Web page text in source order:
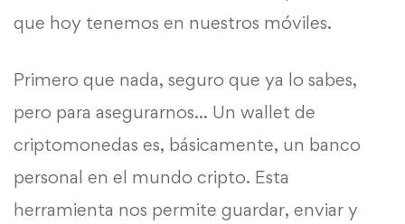
que hoy tenemos en nuestros móviles.
Primero que nada, seguro que ya lo sabes,
pero para asegurarnos… Un wallet de
criptomonedas es, básicamente, un banco
personal en el mundo cripto. Esta
herramienta nos permite guardar, enviar y